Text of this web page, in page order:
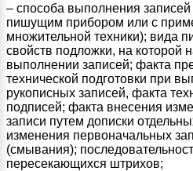
– способа выполнения
пишущим прибором или с
множительной техники); вида
свойств подложки, на которой
выполнении записей; факта
технической подготовки при
рукописных записей, факта
подписей; факта внесения
записи путем дописки
изменения первоначальных
(смывания);
пересекающихся штрихов;